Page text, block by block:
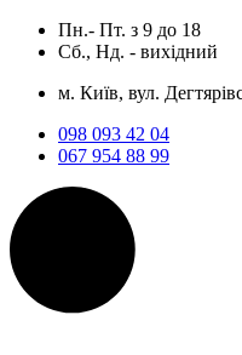
Пн.- Пт. з 9 до 18
Сб., Нд. - вихідний
м. Київ, вул.
098 093 42 04
067 954 88 99